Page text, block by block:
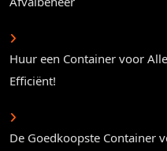
Huur een Container voor
Efficiënt!
De Goedkoopste Container